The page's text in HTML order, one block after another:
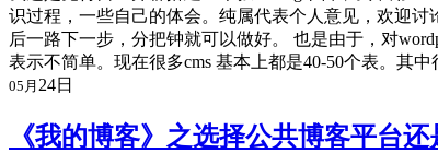
识过程，一些自己的体会。纯属代表个人意见，欢迎
后一路下一步，分把钟就可以做好。 也是由于，对
表示不简单。现在很多cms 基本上都是40-50个表。其
05月 24日
《我的博客》之选择公共博客平台